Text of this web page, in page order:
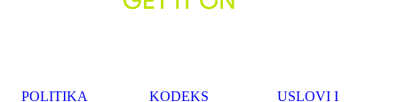
POLITIKA KODEKS USLOVI I